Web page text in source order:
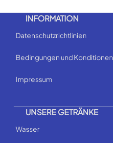
INFORMATION
Datenschutzrichtlinien
Bedingungen und Konditionen
Impressum
UNSERE GETRÄNKE
Wasser